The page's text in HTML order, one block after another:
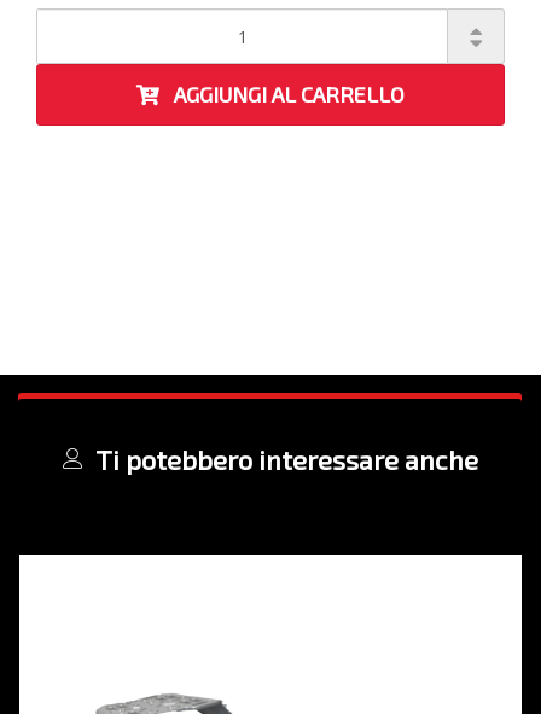
AGGIUNGI AL CARRELLO
Ti potebbero interessare anche